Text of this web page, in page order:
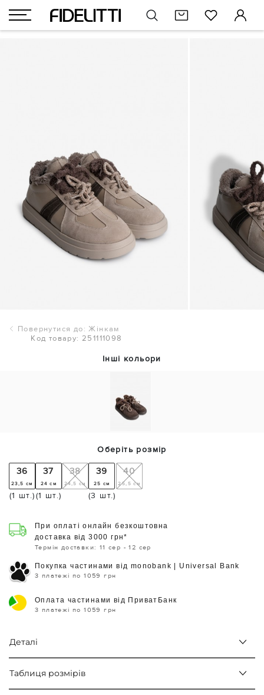
Повернутися до: Жінкам
Код товару: 251111098
Інші кольори
Оберіть розмір
36
23,5 см
(1 шт.)
37
24 см
(1 шт.)
38
24,5 см
39
25 см
(3 шт.)
40
25,5 см
При оплаті онлайн безкоштовна
доставка від 3000 грн*
Термін доставки: 11 сер - 12 сер
Покупка частинами від monobank | Universal Bank
3 платежі по 1059 грн
Оплата частинами від ПриватБанк
3 платежі по 1059 грн
Деталі
Таблиця розмірів